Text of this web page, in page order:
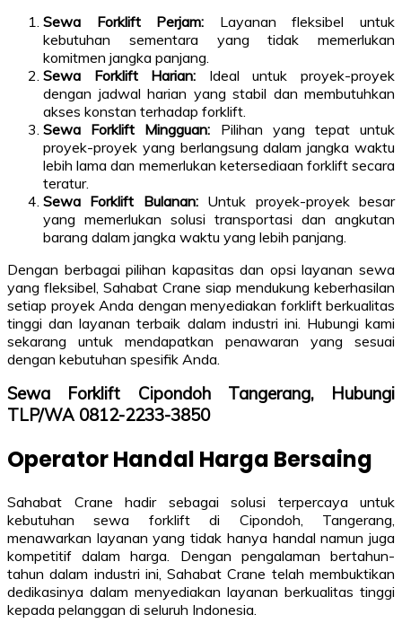
Sewa Forklift Perjam: Layanan fleksibel untuk
kebutuhan sementara yang tidak memerlukan
komitmen jangka panjang.
Sewa Forklift Harian: Ideal untuk proyek-proyek
dengan jadwal harian yang stabil dan membutuhkan
akses konstan terhadap forklift.
Sewa Forklift Mingguan: Pilihan yang tepat untuk
proyek-proyek yang berlangsung dalam jangka waktu
lebih lama dan memerlukan ketersediaan forklift secara
teratur.
Sewa Forklift Bulanan:Untuk proyek-proyek besar
yang memerlukan solusi transportasi dan angkutan
barang dalam jangka waktu yang lebih panjang.
Dengan berbagai pilihan kapasitas dan opsi layanan sewa
yang fleksibel, Sahabat Crane siap mendukung keberhasilan
setiap proyek Anda dengan menyediakan forklift berkualitas
tinggi dan layanan terbaik dalam industri ini. Hubungi kami
sekarang untuk mendapatkan penawaran yang sesuai
dengan kebutuhan spesifik Anda.
Sewa Forklift Cipondoh Tangerang, Hubungi
TLP/WA 0812-2233-3850
Operator Handal Harga Bersaing
Sahabat Crane hadir sebagai solusi terpercaya untuk
kebutuhan sewa forklift di Cipondoh, Tangerang,
menawarkan layanan yang tidak hanya handal namun juga
kompetitif dalam harga. Dengan pengalaman bertahun-
tahun dalam industri ini, Sahabat Crane telah membuktikan
dedikasinya dalam menyediakan layanan berkualitas tinggi
kepada pelanggan di seluruh Indonesia.